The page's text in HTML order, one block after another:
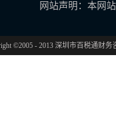
网站声明：本网
©2005 - 2013 深圳市百税通财务